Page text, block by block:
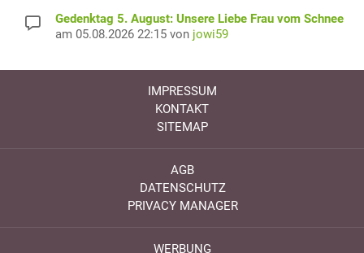
Gedenktag 5. August: Unsere Liebe Frau vom Schnee
am 05.08.2026 22:15 von jowi59
IMPRESSUM
KONTAKT
SITEMAP
AGB
DATENSCHUTZ
PRIVACY MANAGER
WERBUNG